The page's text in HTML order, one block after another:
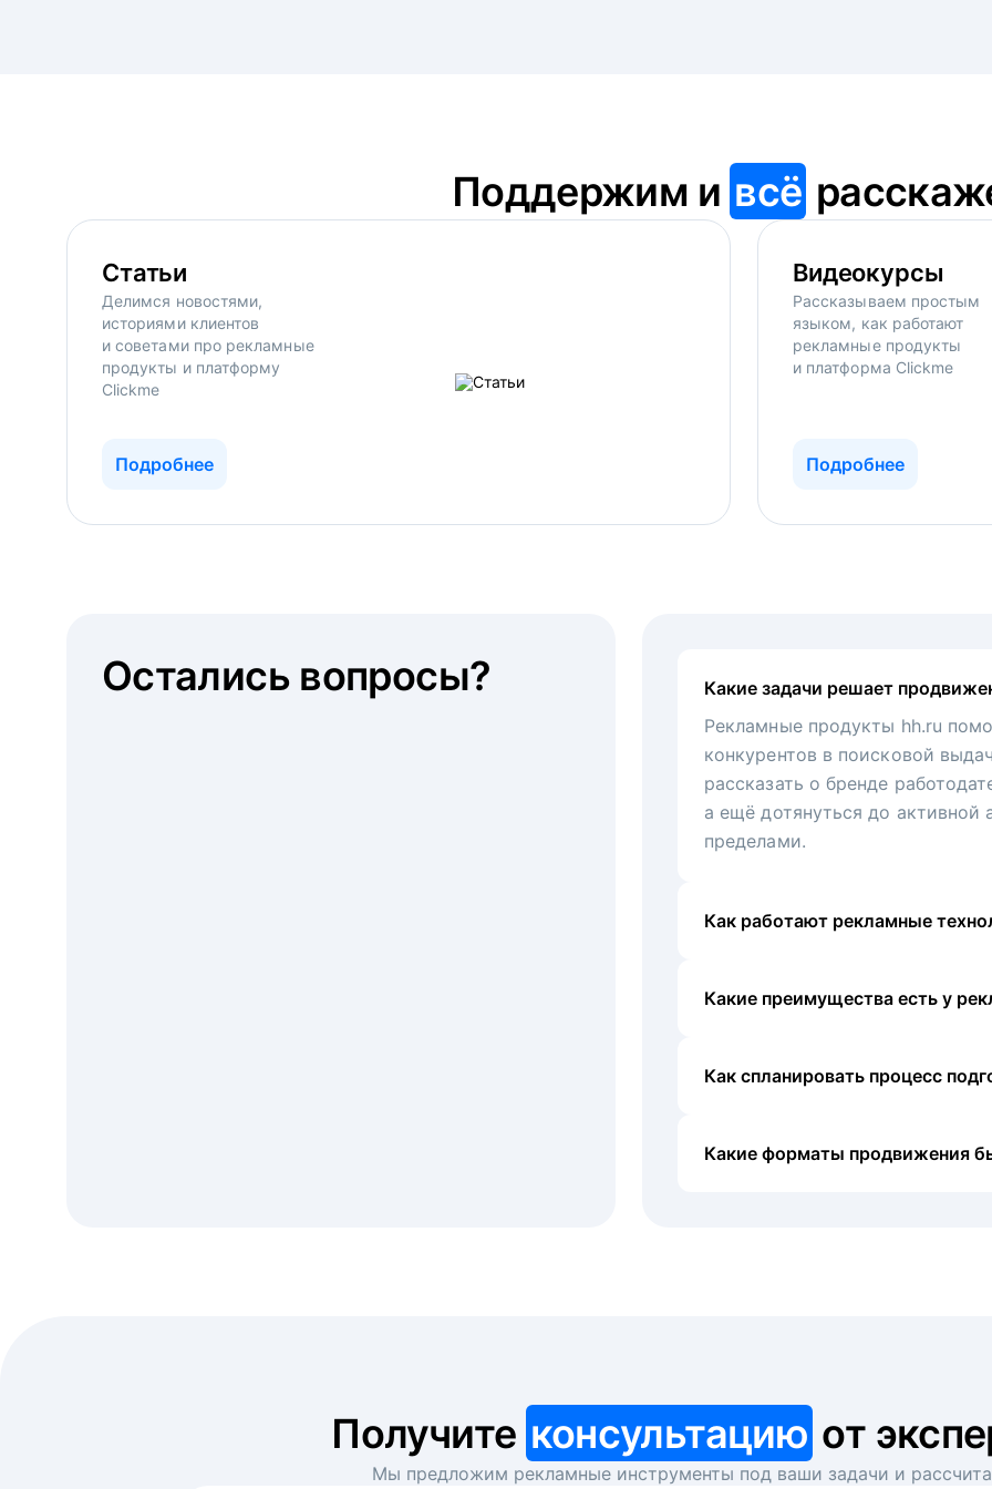
Поддержим и всё
Статьи
Делимся новостями,
историями клиентов
и советами про рекламные
продукты и платформу
Clickme
Подробнее
Видеокурсы
Рассказываем простым
языком, как работают
рекламные продукты
и платформа Clickme
Подробнее
Какие задачи решает
Рекламные продукты hh.ru
конкурентов в поисковой
рассказать о бренде
а ещё дотянуться до активной
пределами.
Как работают рекламные
Какие преимущества есть у
Как спланировать процесс
Какие форматы продвижения
Остались вопросы?
Получите консультацию от
Мы предложим рекламные инструменты под ваши задачи и